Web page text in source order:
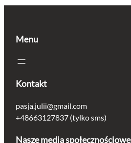
Menu
Kontakt
pasja.julii@gmail.com
+48663127837 (tylko sms)
Nasze media społecznościowe